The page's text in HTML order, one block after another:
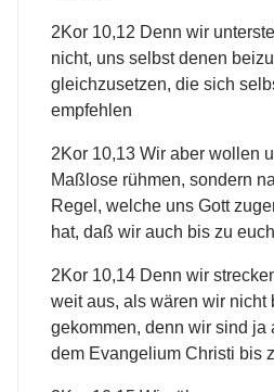
2Kor 10,12 Denn wir
nicht, uns selbst denen
gleichzusetzen, die sich
empfehlen
2Kor 10,13 Wir aber wollen
Maßlose rühmen, sondern
Regel, welche uns Gott
hat, daß wir auch bis zu
2Kor 10,14 Denn wir
weit aus, als wären wir nicht
gekommen, denn wir sind ja
dem Evangelium Christi bis